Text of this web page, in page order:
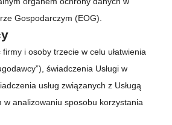
Gospodarczym (EOG).
i osoby trzecie w celu ułatwienia
świadczenia Usługi w
usług związanych z Usługą
w analizowaniu sposobu korzystania